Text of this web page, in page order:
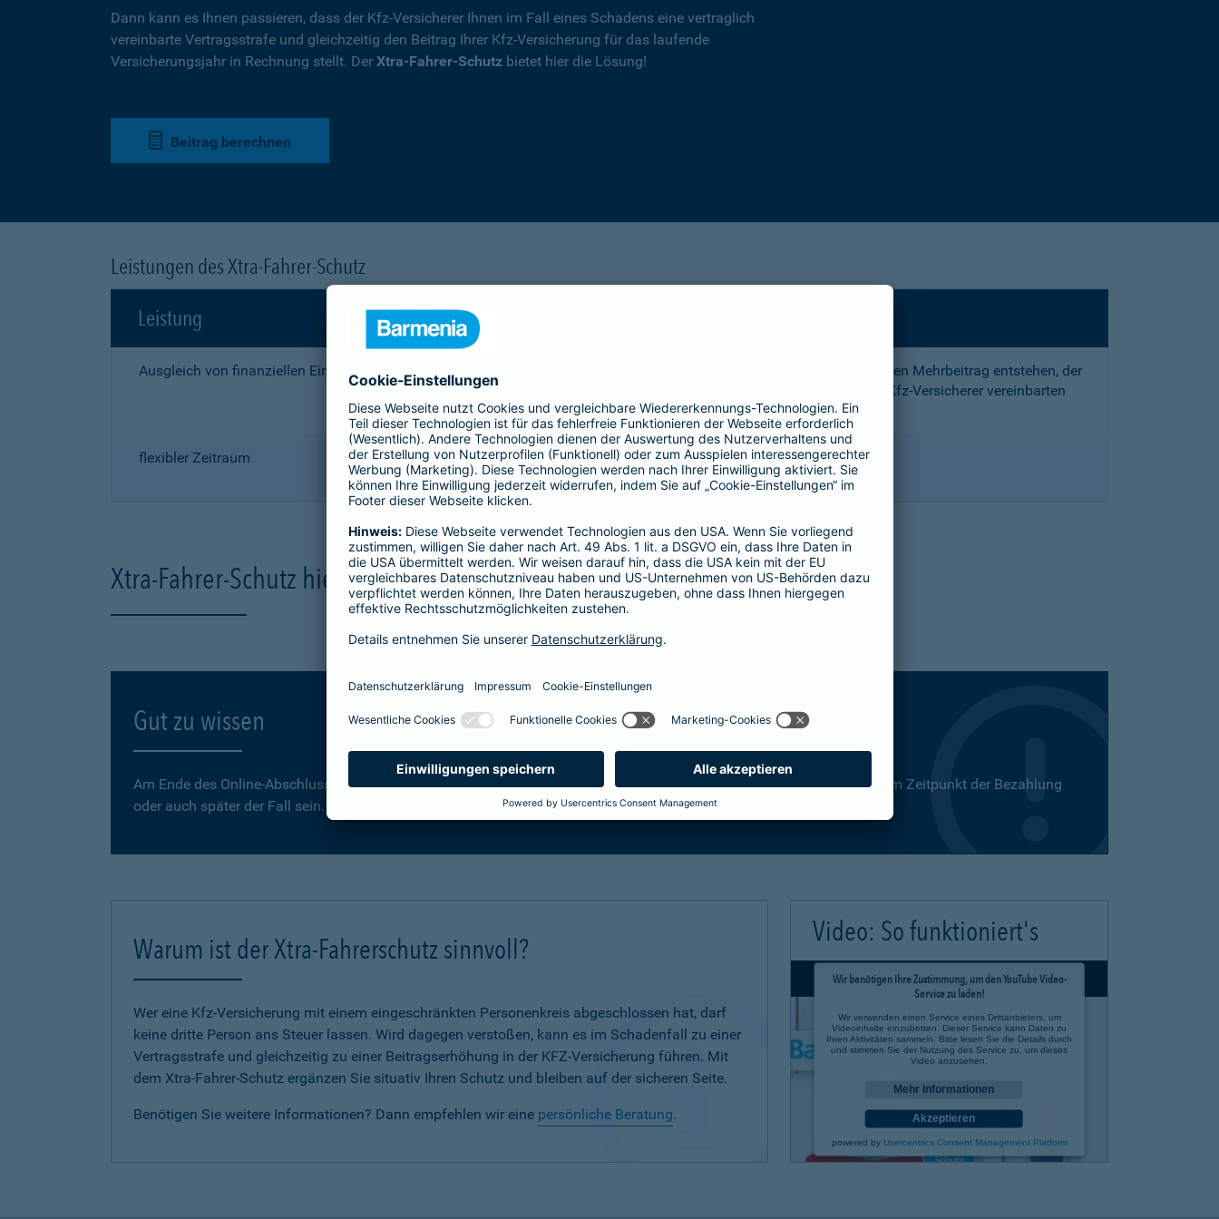
Dann kann es Ihnen passieren, dass der Kfz-Versicherer Ihnen im Fall eines Schadens eine vertraglich
vereinbarte Vertragsstrafe und gleichzeitig den Beitrag Ihrer Kfz-Versicherung für das laufende
Versicherungsjahr in Rechnung stellt. Der Xtra-Fahrer-Schutz bietet hier die Lösung!
Beitrag berechnen
Leistungen des Xtra-Fahrer-Schutz
Leistung
Ausgleich von finanziellen Einbußen
die Ihnen nach einem Unfall durch die Vertragsstrafe und den Mehrbeitrag entstehen, der
Ihnen wegen einer unerlaubten Erweiterung des mit Ihrem Kfz-Versicherer vereinbarten
Fahrerkreises in Rechnung gestellt wird
flexibler Zeitraum
1, 2 oder 3 Tage bzw.
1, 2 oder 3 Wochen
Xtra-Fahrer-Schutz hier online berechnen und direkt abschließen
Gut zu wissen
Am Ende des Online-Abschlusses können Sie selbst bestimmen, ab wann Ihr Xtra-Fahrer-Schutz gültig ist. Dies kann zum Zeitpunkt der Bezahlung
oder auch später der Fall sein.
Warum ist der Xtra-Fahrerschutz sinnvoll?
Wer eine Kfz-Versicherung mit einem eingeschränkten Personenkreis abgeschlossen hat, darf
keine dritte Person ans Steuer lassen. Wird dagegen verstoßen, kann es im Schadenfall zu einer
Vertragsstrafe und gleichzeitig zu einer Beitragserhöhung in der KFZ-Versicherung führen. Mit
dem Xtra-Fahrer-Schutz ergänzen Sie situativ Ihren Schutz und bleiben auf der sicheren Seite.
Benötigen Sie weitere Informationen? Dann empfehlen wir eine persönliche Beratung.
Video: So funktioniert's
Wir benötigen Ihre Zustimmung, um den YouTube Video-
Service zu laden!
Wir verwenden einen Service eines Drittanbieters, um
Videoinhalte einzubetten. Dieser Service kann Daten zu
Ihren Aktivitäten sammeln. Bitte lesen Sie die Details durch
und stimmen Sie der Nutzung des Service zu, um dieses
Video anzusehen.
Mehr Informationen
Akzeptieren
powered by Usercentrics Consent Management Platform